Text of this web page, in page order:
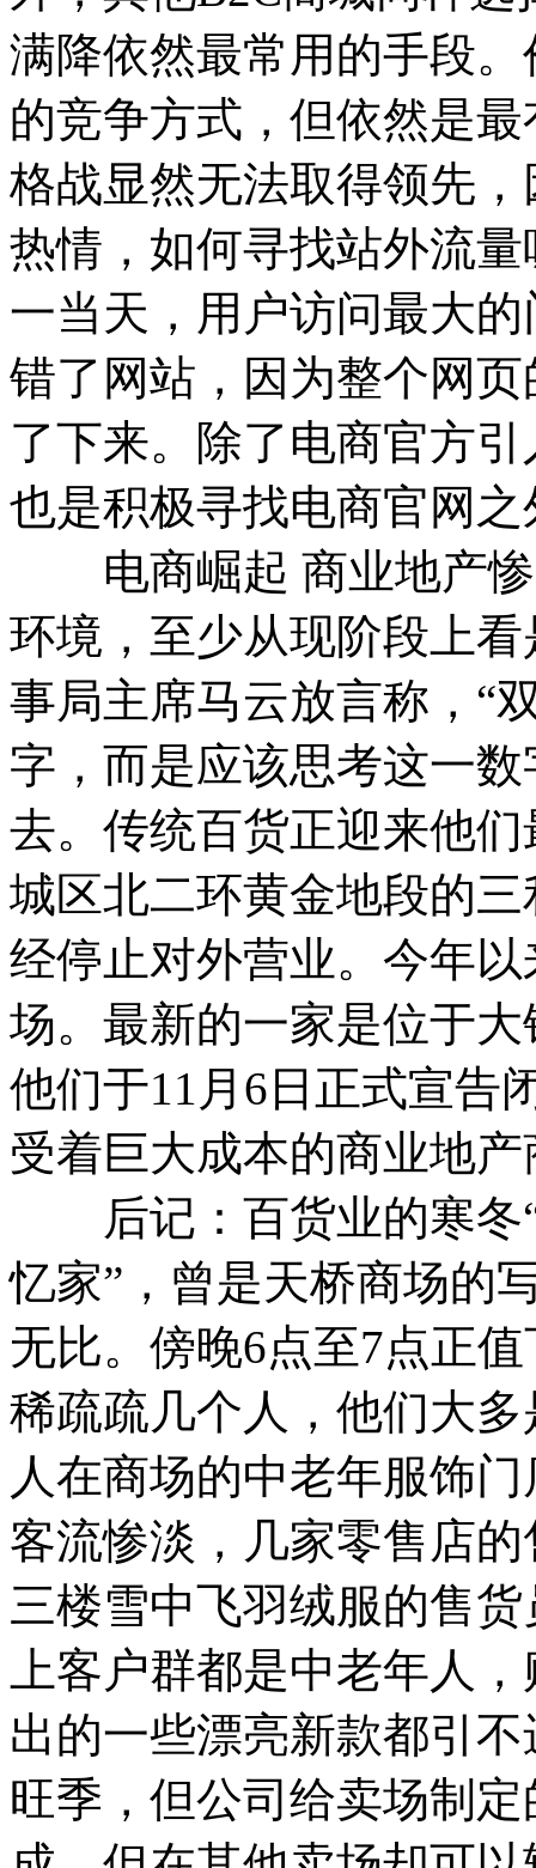
满降依然最常用的手段
的竞争方式，但依然是
格战显然无法取得领先
热情，如何寻找站外流
一当天，用户访问最大
错了网站，因为整个网
了下来。除了电商官方
也是积极寻找电商官网
电商崛起 商业地产惨
环境，至少从现阶段上
事局主席马云放言称，“
字，而是应该思考这一
去。传统百货正迎来他
城区北二环黄金地段的
经停止对外营业。今年
场。最新的一家是位于
他们于11月6日正式宣告
受着巨大成本的商业地
后记：百货业的寒冬“
忆家”，曾是天桥商场的
无比。傍晚6点至7点正
稀疏疏几个人，他们大
人在商场的中老年服饰
客流惨淡，几家零售店
三楼雪中飞羽绒服的售
上客户群都是中老年人
出的一些漂亮新款都引
旺季，但公司给卖场制